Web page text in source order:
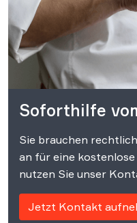
Soforthilfe
Sie brauchen
an für eine
nutzen Sie unser
Jetzt Kontakt